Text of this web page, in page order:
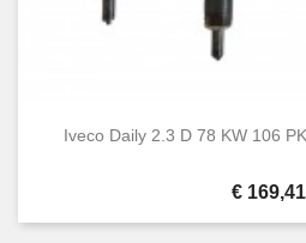
Iveco Daily 2.3 D 78 KW 106
Prijs
€ 169,41